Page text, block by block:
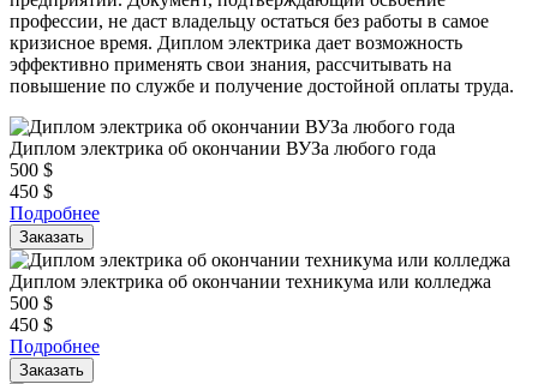
профессии, не даст владельцу остаться без работы в самое
кризисное время. Диплом электрика дает возможность
эффективно применять свои знания, рассчитывать на
повышение по службе и получение достойной оплаты труда.
Диплом электрика об окончании ВУЗа любого года
500 $
450 $
Подробнее
Заказать
Диплом электрика об окончании техникума или колледжа
500 $
450 $
Подробнее
Заказать